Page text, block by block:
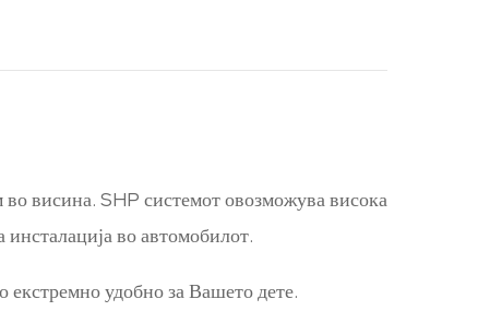
висина. SHP системот овозможува висока
во автомобилот.
екстремно удобно за Вашето дете.